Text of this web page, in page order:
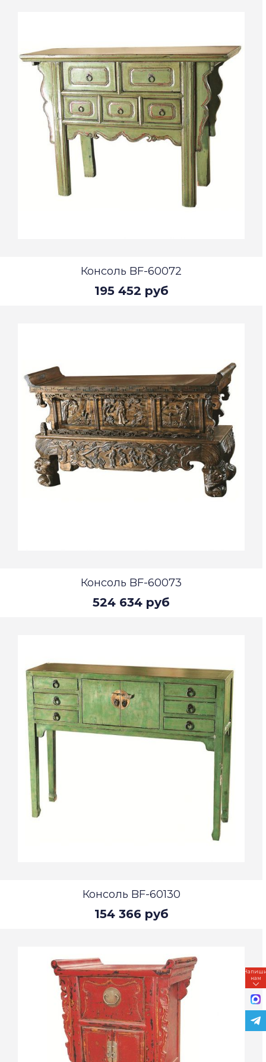
Консоль BF-60072
195 452 руб
Консоль BF-60073
524 634 руб
Консоль BF-60130
154 366 руб
нам